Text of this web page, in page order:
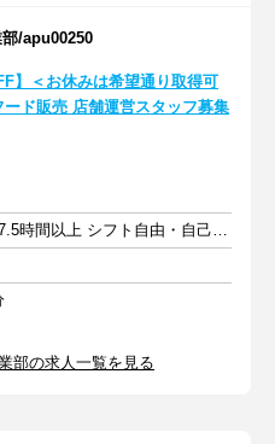
/apu00250
】＜お休みは希望通り取得可
ード販売 店舗運営スタッフ募集
週4日以上 1日7.5時間以上 シフト自由・自己申告
部の求人一覧を見る